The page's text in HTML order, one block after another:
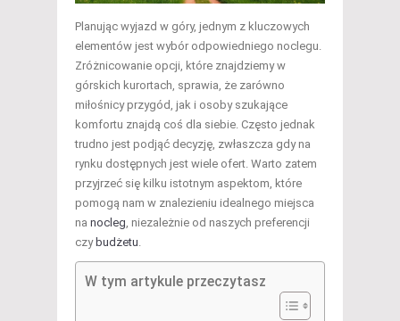
Planując wyjazd w góry, jednym z kluczowych
elementów jest wybór odpowiedniego noclegu.
Zróżnicowanie opcji, które znajdziemy w
górskich kurortach, sprawia, że zarówno
miłośnicy przygód, jak i osoby szukające
komfortu znajdą coś dla siebie. Często jednak
trudno jest podjąć decyzję, zwłaszcza gdy na
rynku dostępnych jest wiele ofert. Warto zatem
przyjrzeć się kilku istotnym aspektom, które
pomogą nam w znalezieniu idealnego miejsca
na nocleg , niezależnie od naszych preferencji
czy budżetu
W tym artykule przeczytasz